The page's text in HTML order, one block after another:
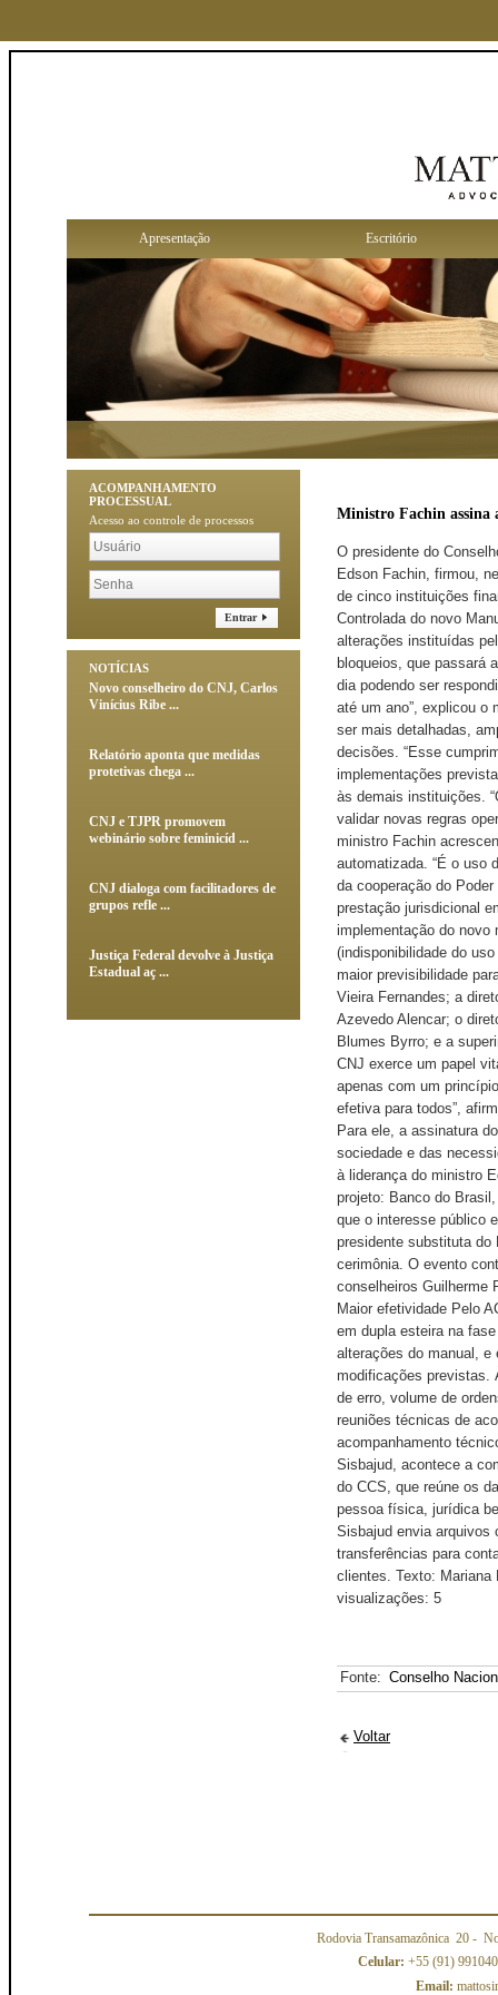
Apresentação Escritório
ACOMPANHAMENTO
PROCESSUAL
Acesso ao controle de processos
Entrar
NOTÍCIAS
Novo conselheiro do CNJ, Carlos
Vinícius Ribe ...
Relatório aponta que medidas
protetivas chega ...
CNJ e TJPR promovem
webinário sobre feminicíd ...
CNJ dialoga com facilitadores de
grupos refle ...
Justiça Federal devolve à Justiça
Estadual aç ...
Ministro Fachin assina
O presidente do
Edson Fachin, firmou,
de cinco instituições
Controlada do novo
alterações instituídas
bloqueios, que passará
dia podendo ser
até um ano”, explicou o
ser mais detalhadas,
decisões. “Esse
implementações
às demais instituições.
validar novas regras
ministro Fachin
automatizada. “É o uso
da cooperação do
prestação jurisdicional
implementação do novo
(indisponibilidade do
maior previsibilidade
Vieira Fernandes; a
Azevedo Alencar; o
Blumes Byrro; e a
CNJ exerce um papel
apenas com um
efetiva para todos”,
Para ele, a assinatura
sociedade e das
à liderança do ministro
projeto: Banco do
que o interesse público
presidente substituta do
cerimônia. O evento
conselheiros Guilherme
Maior efetividade Pelo
em dupla esteira na
alterações do manual,
modificações previstas.
de erro, volume de
reuniões técnicas de
acompanhamento
Sisbajud, acontece a
do CCS, que reúne os
pessoa física, jurídica
Sisbajud envia arquivos
transferências para
clientes. Texto: Mariana
visualizações: 5
Fonte: Conselho
Voltar
Rodovia Transamazônica 20 -
Celular: +55 (91)
Email: